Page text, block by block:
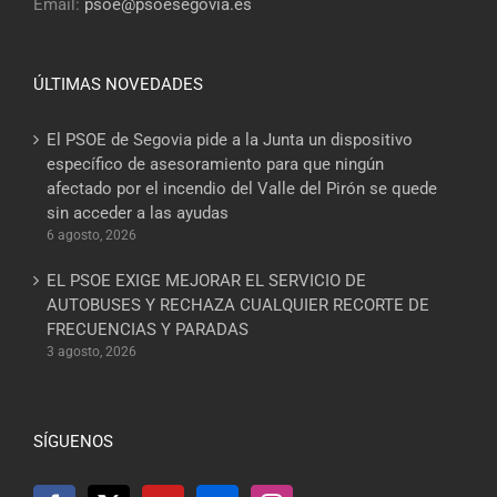
Email: psoe@psoesegovia.es
ÚLTIMAS NOVEDADES
El PSOE de Segovia pide a la Junta un dispositivo
específico de asesoramiento para que ningún
afectado por el incendio del Valle del Pirón se quede
sin acceder a las ayudas
6 agosto, 2026
EL PSOE EXIGE MEJORAR EL SERVICIO DE
AUTOBUSES Y RECHAZA CUALQUIER RECORTE DE
FRECUENCIAS Y PARADAS
3 agosto, 2026
SÍGUENOS